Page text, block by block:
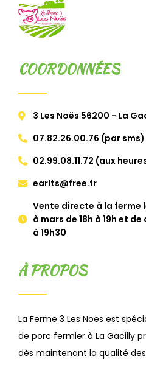
COORDONNÉES
3 Les Noës 56200 - La
07.82.26.00.76 (par sms)
02.99.08.11.72 (aux
earlts@free.fr
Vente directe à la ferme
à mars de 18h à 19h et
à 19h30
À PROPOS
La Ferme 3 Les Noës est
de porc fermier à La Gacilly
dès maintenant la qualité